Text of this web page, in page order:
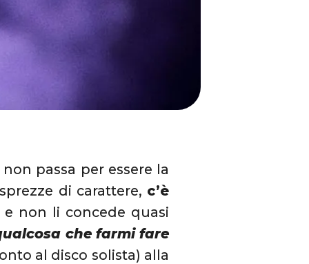
passa per essere la
di carattere, c’è
non li concede quasi
che farmi fare
al disco solista) alla